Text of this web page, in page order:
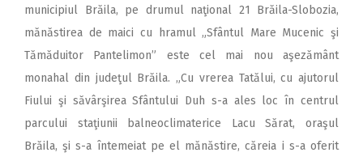
municipiul Brăila, pe drumul naţional 21 Brăila-Slobozia,
mănăstirea de maici cu hramul „Sfântul Mare Mucenic şi
Tămăduitor Pantelimon” este cel mai nou aşezământ
monahal din judeţul Brăila. „Cu vrerea Tatălui, cu ajutorul
Fiului şi săvârşirea Sfântului Duh s-a ales loc în centrul
parcului staţiunii balneoclimaterice Lacu Sărat, oraşul
Brăila, şi s-a întemeiat pe el mănăstire, căreia i s-a oferit